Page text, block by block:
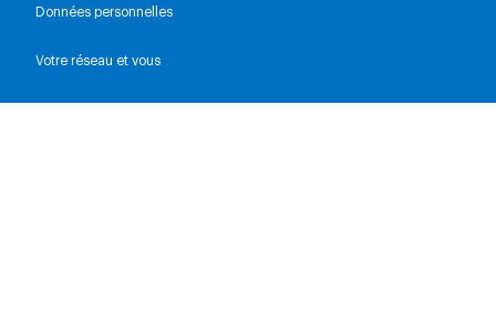
Données personnelles
Votre réseau et vous